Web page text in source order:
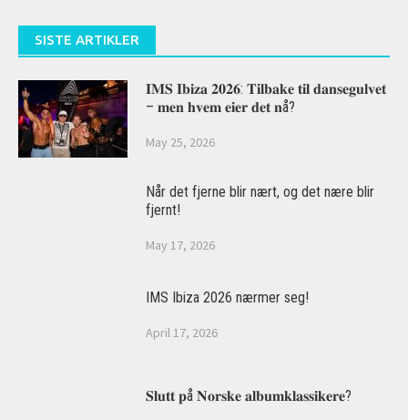
SISTE ARTIKLER
𝐈𝐌𝐒 𝐈𝐛𝐢𝐳𝐚 𝟐𝟎𝟐𝟔: 𝐓𝐢𝐥𝐛𝐚𝐤𝐞 𝐭𝐢𝐥 𝐝𝐚𝐧𝐬𝐞𝐠𝐮𝐥𝐯𝐞𝐭
– 𝐦𝐞𝐧 𝐡𝐯𝐞𝐦 𝐞𝐢𝐞𝐫 𝐝𝐞𝐭 𝐧å?
May 25, 2026
Når det fjerne blir nært, og det nære blir
fjernt!
May 17, 2026
IMS Ibiza 2026 nærmer seg!
April 17, 2026
𝐒𝐥𝐮𝐭𝐭 𝐩å 𝐍𝐨𝐫𝐬𝐤𝐞 𝐚𝐥𝐛𝐮𝐦𝐤𝐥𝐚𝐬𝐬𝐢𝐤𝐞𝐫𝐞?